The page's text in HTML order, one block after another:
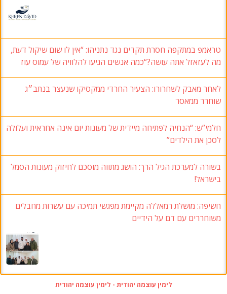
טראמפ במתקפה חסרת תקדים נגד נתניהו: “אין לו שום שיקול דעת,
מה לעזאזל אתה עושה?“כמה אנשים הגיעו להלוויה של עמוס עוז
לאחר מאבק לשחרורו: הצעיר החרדי ממקסיקו שנעצר בנתב״ג
שוחרר ממאסר
חלמי”ש: “הנחיה לפתיחה מיידית של מעונות יום אינה אחראית ועלולה
לסכן את הילדים”
בשורה למערכת הגיל הרך: הושג מתווה מוסכם לחיזוק מעונות הסמל
בישראל!
חשיפה: מושלת רמאללה מקיימת מפגשי תמיכה עם עשרות מחבלים
משוחררים עם דם על הידיים
לימין עוצמה יהודית - לימין עוצמה יהודית